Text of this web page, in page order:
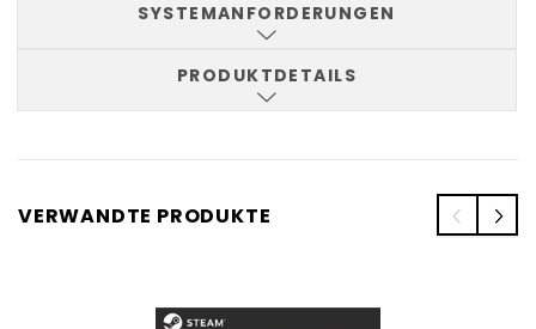
SYSTEMANFORDERUNGEN
PRODUKTDETAILS
VERWANDTE PRODUKTE